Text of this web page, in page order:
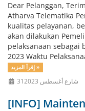
Dear Pelanggan,
Atharva Telematika
kualitas pelayanan,
akan dilakukan
pelaksanaan sebagai
2023 Waktu
إقرأ المزيد »
31شارع أغسطس 2023
[INFO]